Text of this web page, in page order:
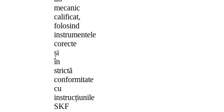
mecanic
calificat,
folosind
instrumentele
corecte
și
în
strictă
conformitate
cu
instrucțiunile
SKF